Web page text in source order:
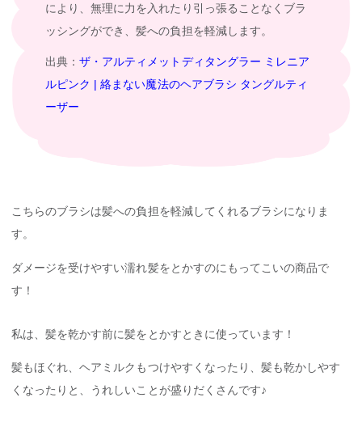
により、無理に力を入れたり引っ張ることなくブラ
ッシングができ、髪への負担を軽減します。
出典：ザ・アルティメットディタングラー ミレニア
ルピンク | 絡まない魔法のヘアブラシ タングルティ
ーザー
こちらのブラシは髪への負担を軽減してくれるブラシになりま
す。
ダメージを受けやすい濡れ髪をとかすのにもってこいの商品で
す！
私は、髪を乾かす前に髪をとかすときに使っています！
髪もほぐれ、ヘアミルクもつけやすくなったり、髪も乾かしやす
くなったりと、うれしいことが盛りだくさんです♪